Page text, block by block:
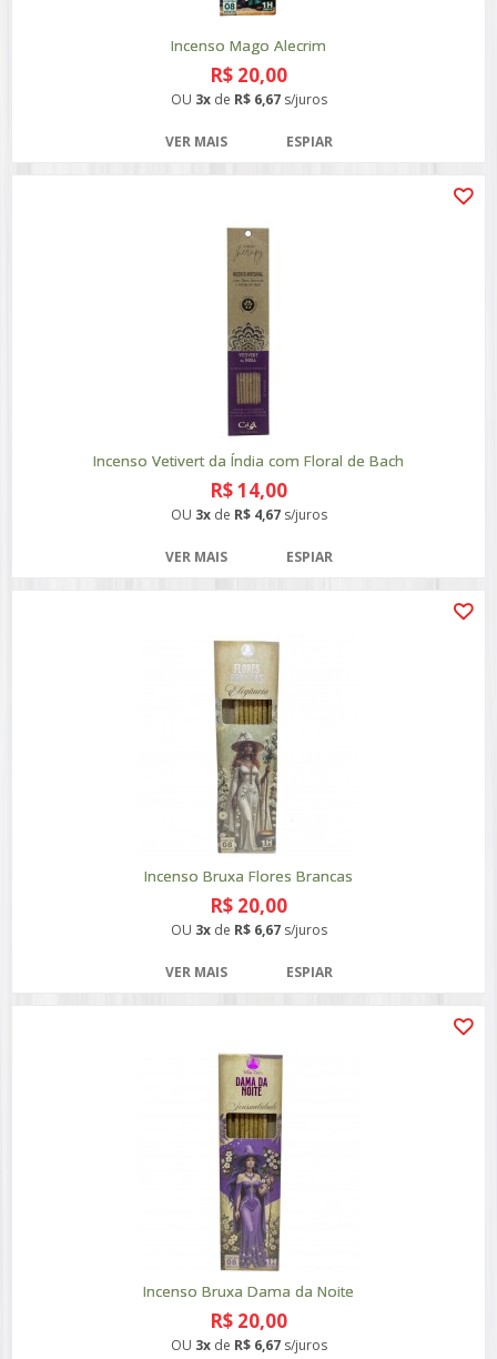
Incenso Mago Alecrim
R$ 20,00
OU 3xde R$ 6,67s/juros
VER MAIS ESPIAR
Incenso Vetivert da Índia com Floral de Bach
R$ 14,00
OU 3xde R$ 4,67s/juros
VER MAIS ESPIAR
Incenso Bruxa Flores Brancas
R$ 20,00
OU 3xde R$ 6,67s/juros
VER MAIS ESPIAR
Incenso Bruxa Dama da Noite
R$ 20,00
OU 3xde R$ 6,67s/juros